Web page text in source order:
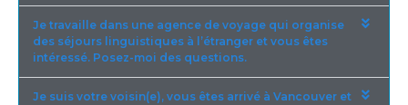
Je travaille dans une agence de voyage qui organise
des séjours linguistiques à l’étranger et vous êtes
intéressé. Posez-moi des questions.
Je suis votre voisin(e), vous êtes arrivé à Vancouver et